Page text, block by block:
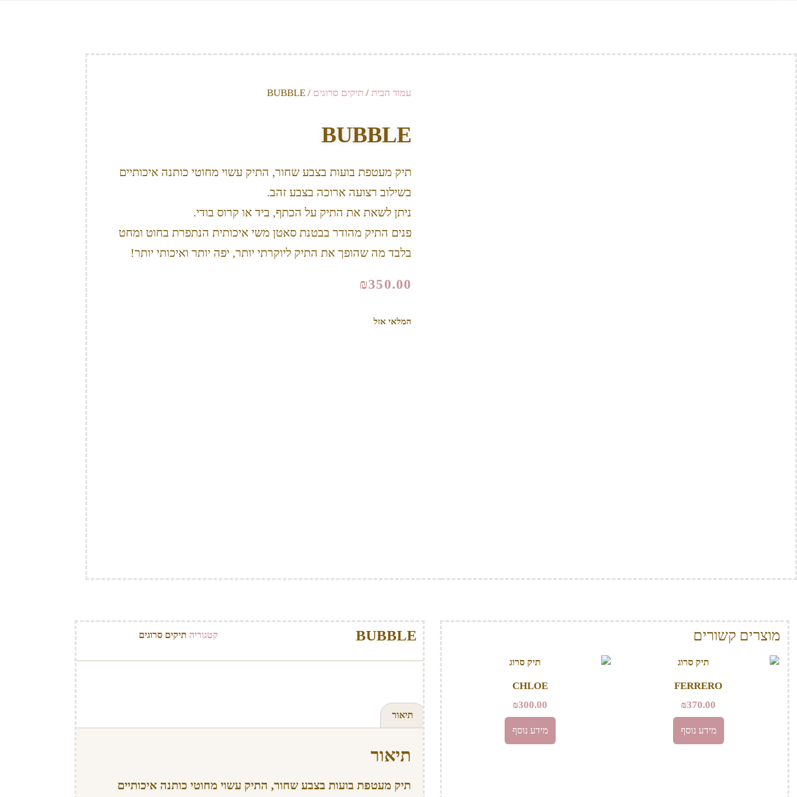
עמוד הבית / תיקים סרוגים / BUBBLE
BUBBLE
תיק מעטפת בועות בצבע שחור, התיק עשוי מחוטי כותנה איכותיים
בשילוב רצועה ארוכה בצבע זהב.
ניתן לשאת את התיק על הכתף, ביד או קרוס בודי.
פנים התיק מהודר בבטנת סאטן משי איכותית הנתפרת בחוט ומחט
בלבד מה שהופך את התיק ליוקרתי יותר, יפה יותר ואיכותי יותר!
₪350.00
המלאי אזל
מוצרים קשורים
FERRERO
₪370.00
מידע נוסף
CHLOE
₪300.00
מידע נוסף
BUBBLE קטגוריה תיקים סרוגים
תיאור
תיאור
תיק מעטפת בועות בצבע שחור, התיק עשוי מחוטי כותנה איכותיים